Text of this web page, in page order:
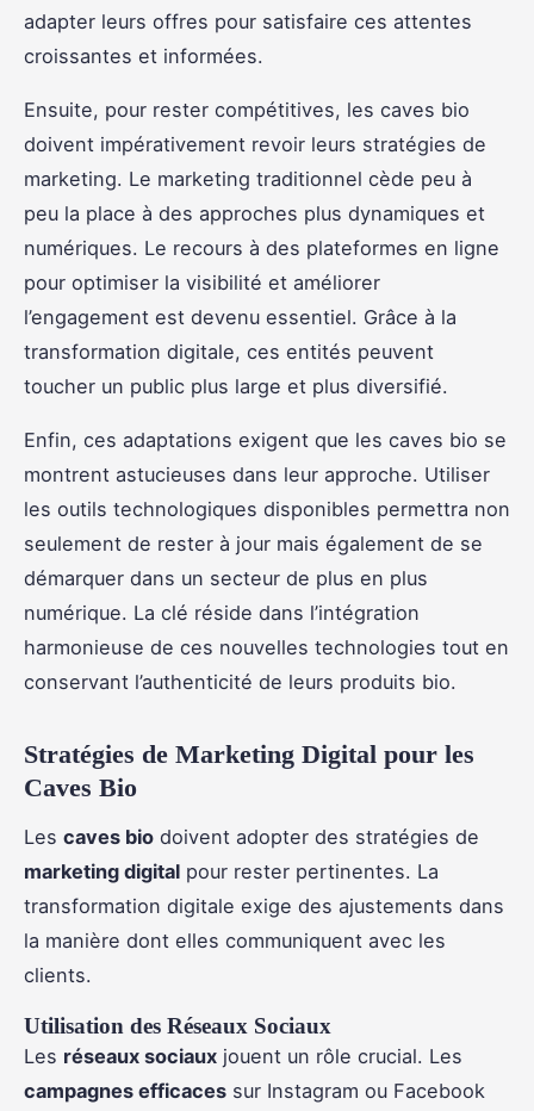
adapter leurs offres pour satisfaire ces attentes
croissantes et informées.
Ensuite, pour rester compétitives, les caves bio
doivent impérativement revoir leurs stratégies de
marketing. Le marketing traditionnel cède peu à
peu la place à des approches plus dynamiques et
numériques. Le recours à des plateformes en ligne
pour optimiser la visibilité et améliorer
l’engagement est devenu essentiel. Grâce à la
transformation digitale, ces entités peuvent
toucher un public plus large et plus diversifié.
Enfin, ces adaptations exigent que les caves bio se
montrent astucieuses dans leur approche. Utiliser
les outils technologiques disponibles permettra non
seulement de rester à jour mais également de se
démarquer dans un secteur de plus en plus
numérique. La clé réside dans l’intégration
harmonieuse de ces nouvelles technologies tout en
conservant l’authenticité de leurs produits bio.
Stratégies de Marketing Digital pour les
Caves Bio
Les caves bio doivent adopter des stratégies de
marketing digital pour rester pertinentes. La
transformation digitale exige des ajustements dans
la manière dont elles communiquent avec les
clients.
Utilisation des Réseaux Sociaux
Les réseaux sociaux jouent un rôle crucial. Les
campagnes efficaces sur Instagram ou Facebook